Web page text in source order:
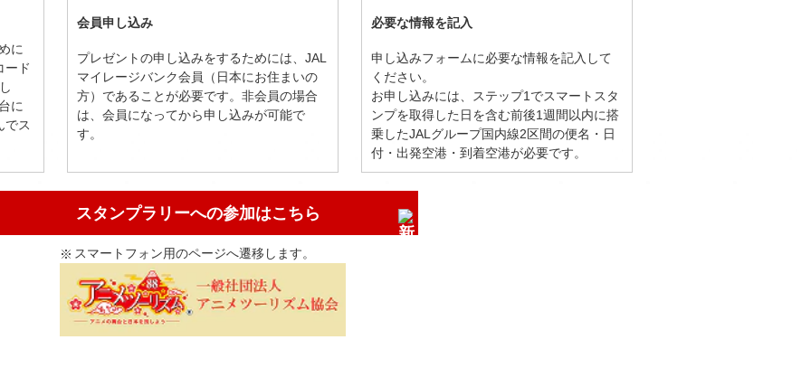
に
ード
に
でス
会員申し込み
プレゼントの申し込みをするためには、JAL
マイレージバンク会員（日本にお住まいの
方）であることが必要です。非会員の場合
は、会員になってから申し込みが可能で
す。
必要な情報を記入
申し込みフォームに必要な情報を記入して
ください。
お申し込みには、ステップ1でスマートスタ
ンプを取得した日を含む前後1週間以内に搭
乗したJALグループ国内線2区間の便名・日
付・出発空港・到着空港が必要です。
スタンプラリーへの参加はこちら
スマートフォン用のページへ遷移します。